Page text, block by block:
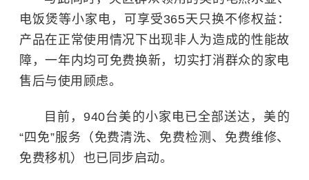
电饭煲等小家电，可享受365天只换不修权益：
产品在正常使用情况下出现非人为造成的性能故
障，一年内均可免费换新，切实打消群众的家电
售后与使用顾虑。
目前，940台美的小家电已全部送达，美的
“四免”服务（免费清洗、免费检测、免费维修、
免费移机）也已同步启动。